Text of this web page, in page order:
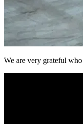
We are very grateful